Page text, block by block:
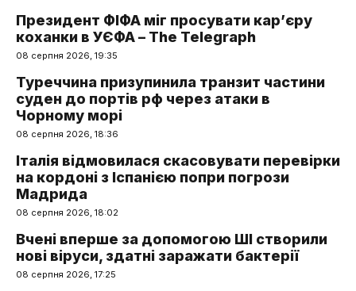
Президент ФІФА міг просувати кар’єру
коханки в УЄФА – The Telegraph
08 серпня 2026, 19:35
Туреччина призупинила транзит частини
суден до портів рф через атаки в
Чорному морі
08 серпня 2026, 18:36
Італія відмовилася скасовувати перевірки
на кордоні з Іспанією попри погрози
Мадрида
08 серпня 2026, 18:02
Вчені вперше за допомогою ШІ створили
нові віруси, здатні заражати бактерії
08 серпня 2026, 17:25